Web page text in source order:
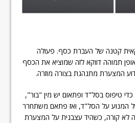
קטנה של העברת כסף. פעולה
תמוהה דווקא לזה שמוציא את הכסף
המצערת מתנהגת בצורה מוזרה.
טיפוס בסל"ד ופתאום יש מין "בור",
של המנוע על הסל"ד, ואז פתאם משתחרר
לא קורה, כשהיד עצבנית על המצערת